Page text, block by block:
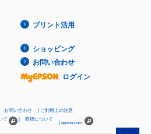
プリント活用
ショッピング
お問い合わせ
ログイン
お問い合わせ
ご利用上の注意
て
商標について
epson.com